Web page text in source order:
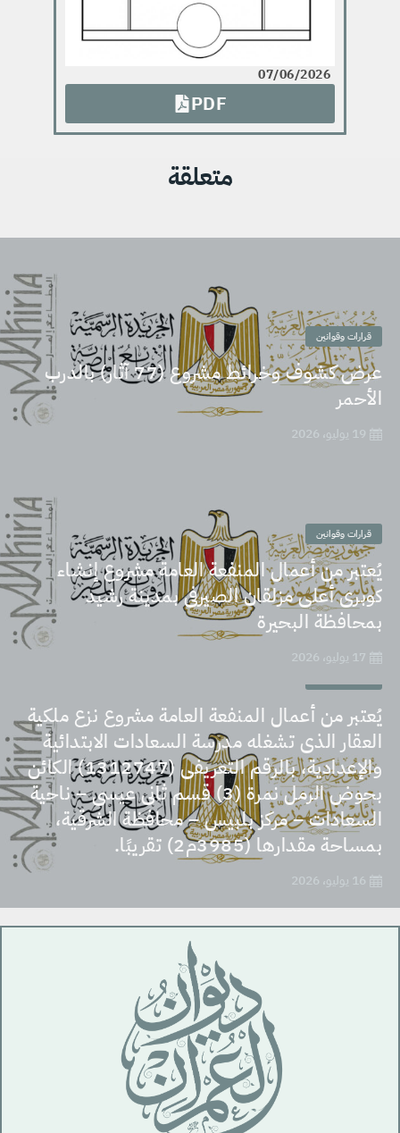
07/06/2026
PDF
متعلقة
قرارات وقوانين
عرض كشوف وخرائط مشروع (77 آثار) بالدرب
الأحمر
19 يوليو، 2026
قرارات وقوانين
يُعتبر من أعمال المنفعة العامة مشروع إنشاء
كوبرى أعلى مزلقان الصيرفى بمدينة رشيد
بمحافظة البحيرة
17 يوليو، 2026
يُعتبر من أعمال المنفعة العامة مشروع نزع ملكية
العقار الذى تشغله مدرسة السعادات الابتدائية
والإعدادية، بالرقم التعريفى (1312747) الكائن
بحوض الرمل نمرة (3) قسم ثانى عيسى – ناحية
السعادات – مركز بلبيس – محافظة الشرقية،
بمساحة مقدارها (3985م2) تقريبًا.
16 يوليو، 2026